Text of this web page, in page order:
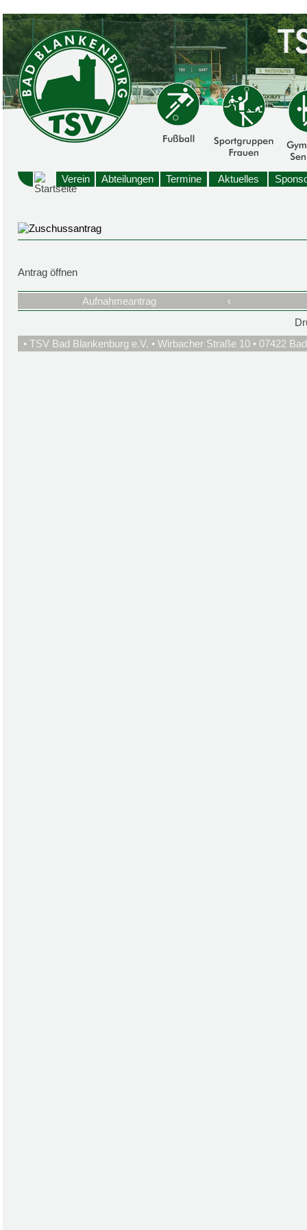
Verein Abteilungen Termine Aktuelles
Antrag öffnen
Aufnahmeantrag
‹
• TSV Bad Blankenburg e.V. • Wirbacher Straße 10 • 07422